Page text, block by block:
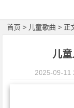
首页 > 儿童歌曲 > 正
儿
2025-09-11